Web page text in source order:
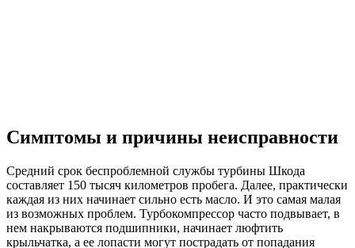
Симптомы и причины неисправности
Средний срок беспроблемной службы турбины Шкода
составляет 150 тысяч километров пробега. Далее, практически
каждая из них начинает сильно есть масло. И это самая малая
из возможных проблем. Турбокомпрессор часто подвывает, в
нем накрываются подшипники, начинает люфтить
крыльчатка, а ее лопасти могут пострадать от попадания